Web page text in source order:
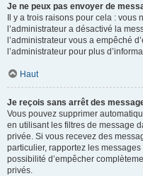
Je ne peux pas envoyer de
Il y a trois raisons pour cela : vous
l’administrateur a désactivé la
l’administrateur vous a empêché
l’administrateur pour plus
Haut
Je reçois sans arrêt des
Vous pouvez supprimer
en utilisant les filtres de message
privée. Si vous recevez des
particulier, rapportez les
possibilité d’empêcher
privés.